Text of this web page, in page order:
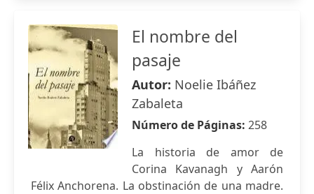
El nombre del
pasaje
Autor: Noelie Ibáñez
Zabaleta
Número de Páginas: 258
La historia de amor de
Corina Kavanagh y Aarón
Félix Anchorena. La obstinación de una madre.